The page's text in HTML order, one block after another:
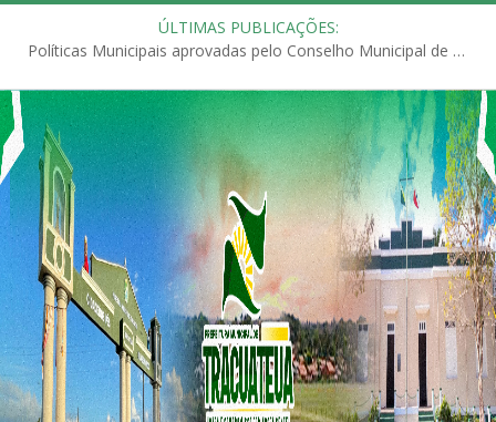
ÚLTIMAS PUBLICAÇÕES:
Políticas Municipais aprovadas pelo Conselho Municipal de Educação (CME)